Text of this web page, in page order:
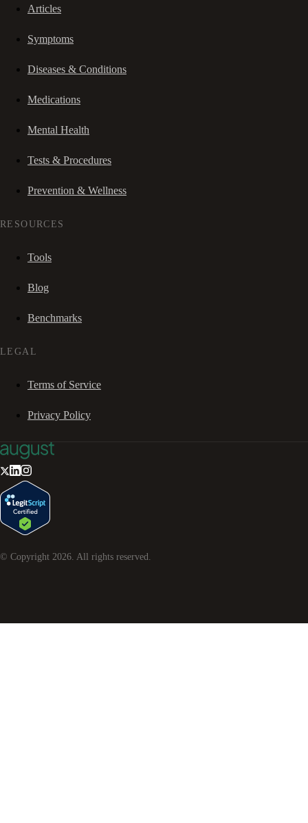
Articles
Symptoms
Diseases & Conditions
Medications
Mental Health
Tests & Procedures
Prevention & Wellness
RESOURCES
Tools
Blog
Benchmarks
LEGAL
Terms of Service
Privacy Policy
© Copyright 2026 . All rights reserved.